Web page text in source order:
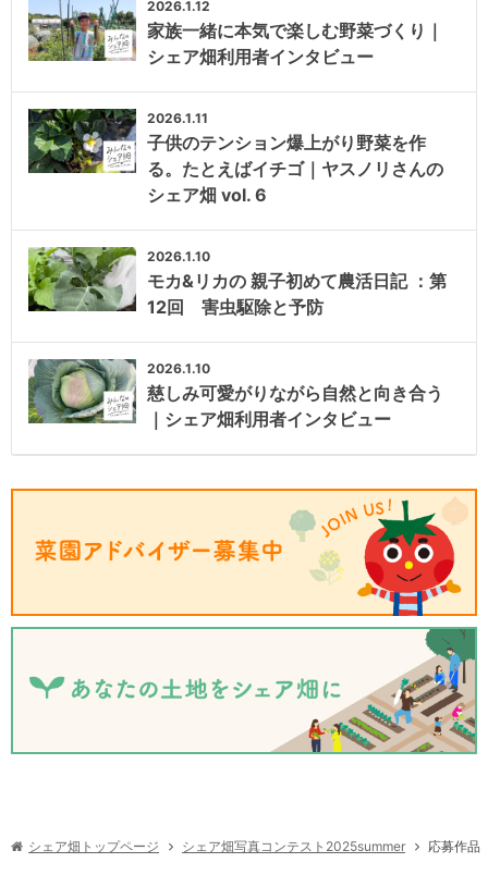
2026.1.12
家族一緒に本気で楽しむ野菜づくり｜
シェア畑利用者インタビュー
2026.1.11
子供のテンション爆上がり野菜を作
る。たとえばイチゴ｜ヤスノリさんの
シェア畑 vol. 6
2026.1.10
モカ&リカの 親子初めて農活日記 ：第
12回 害虫駆除と予防
2026.1.10
慈しみ可愛がりながら自然と向き合う
｜シェア畑利用者インタビュー
シェア畑トップページ シェア畑写真コンテスト2025summer 応募作品